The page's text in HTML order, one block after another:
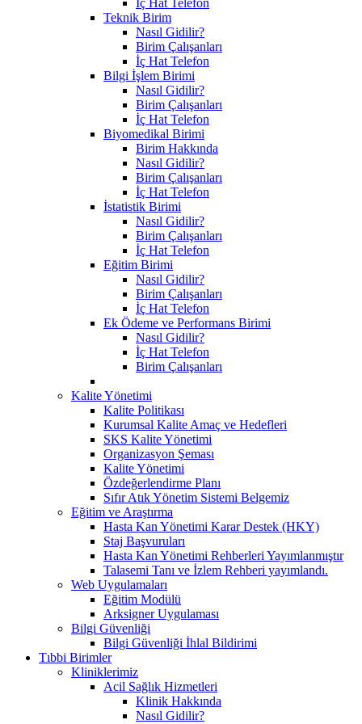
Teknik Birim
Nasıl Gidilir?
Birim Çalışanları
İç Hat Telefon
Bilgi İşlem Birimi
Nasıl Gidilir?
Birim Çalışanları
İç Hat Telefon
Biyomedikal Birimi
Birim Hakkında
Nasıl Gidilir?
Birim Çalışanları
İç Hat Telefon
İstatistik Birimi
Nasıl Gidilir?
Birim Çalışanları
İç Hat Telefon
Eğitim Birimi
Nasıl Gidilir?
Birim Çalışanları
İç Hat Telefon
Ek Ödeme ve Performans Birimi
Nasıl Gidilir?
İç Hat Telefon
Birim Çalışanları
Kalite Yönetimi
Kalite Politikası
Kurumsal Kalite Amaç ve Hedefleri
SKS Kalite Yönetimi
Organizasyon Şeması
Kalite Yönetimi
Özdeğerlendirme Planı
Sıfır Atık Yönetim Sistemi Belgemiz
Eğitim ve Araştırma
Hasta Kan Yönetimi Karar Destek (HKY)
Staj Başvuruları
Hasta Kan Yönetimi Rehberleri Yayımlanmıştır
Talasemi Tanı ve İzlem Rehberi yayımlandı.
Web Uygulamaları
Eğitim Modülü
Arksigner Uygulaması
Bilgi Güvenliği
Bilgi Güvenliği İhlal Bildirimi
Tıbbi Birimler
Kliniklerimiz
Acil Sağlık Hizmetleri
Klinik Hakkında
Nasıl Gidilir?